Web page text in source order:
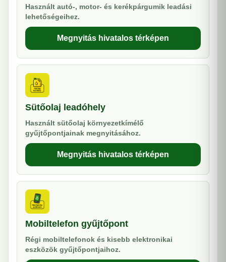
Használt autó-, motor- és kerékpárgumik leadási
lehetőségeihez.
Megnyitás hivatalos térképen
Sütőolaj leadóhely
Használt sütőolaj környezetkímélő
gyűjtőpontjainak megnyitásához.
Megnyitás hivatalos térképen
Mobiltelefon gyűjtőpont
Régi mobiltelefonok és kisebb elektronikai
eszközök gyűjtőpontjaihoz.